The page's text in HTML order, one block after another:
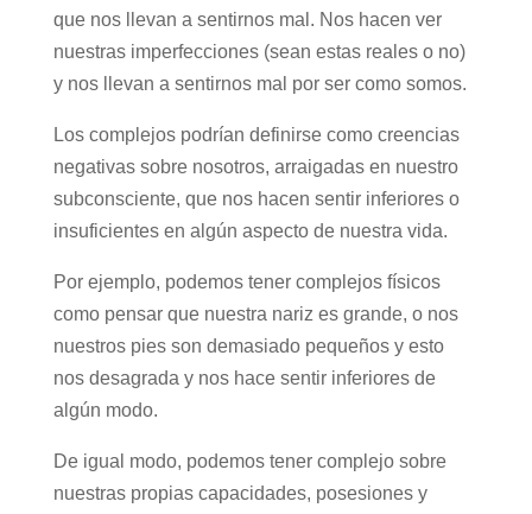
que nos llevan a sentirnos mal. Nos hacen ver
nuestras imperfecciones (sean estas reales o no)
y nos llevan a sentirnos mal por ser como somos.
Los complejos podrían definirse como creencias
negativas sobre nosotros, arraigadas en nuestro
subconsciente, que nos hacen sentir inferiores o
insuficientes en algún aspecto de nuestra vida.
Por ejemplo, podemos tener complejos físicos
como pensar que nuestra nariz es grande, o nos
nuestros pies son demasiado pequeños y esto
nos desagrada y nos hace sentir inferiores de
algún modo.
De igual modo, podemos tener complejo sobre
nuestras propias capacidades, posesiones y